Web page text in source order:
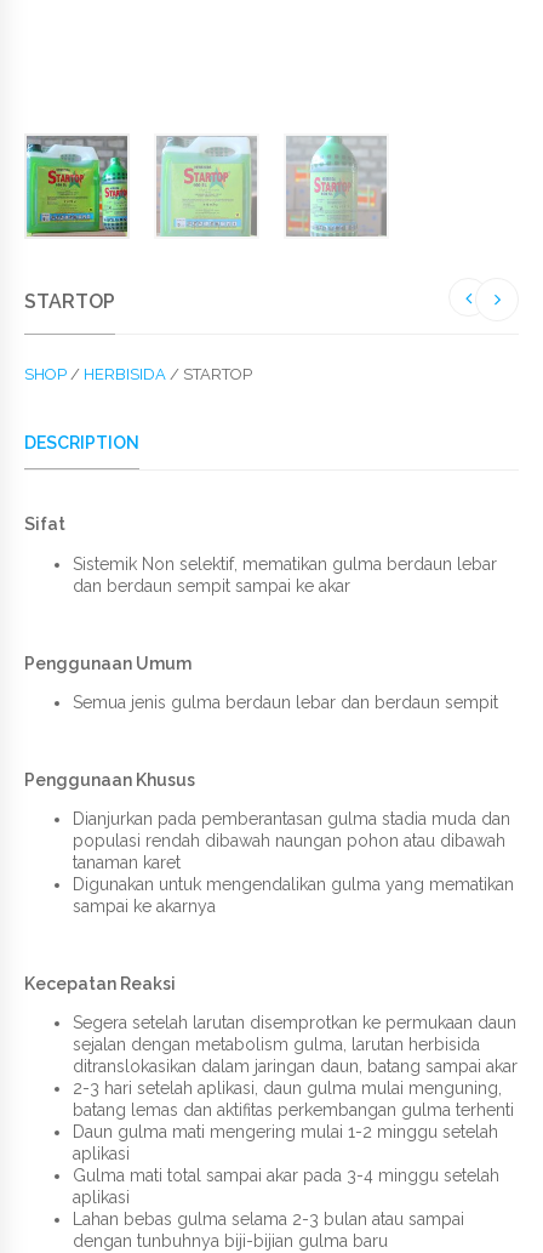
STARTOP
SHOP / HERBISIDA / STARTOP
DESCRIPTION
Sifat
Sistemik Non selektif, mematikan gulma berdaun lebar
dan berdaun sempit sampai ke akar
Penggunaan Umum
Semua jenis gulma berdaun lebar dan berdaun sempit
Penggunaan Khusus
Dianjurkan pada pemberantasan gulma stadia muda dan
populasi rendah dibawah naungan pohon atau dibawah
tanaman karet
Digunakan untuk mengendalikan gulma yang mematikan
sampai ke akarnya
Kecepatan Reaksi
Segera setelah larutan disemprotkan ke permukaan daun
sejalan dengan metabolism gulma, larutan herbisida
ditranslokasikan dalam jaringan daun, batang sampai akar
2-3 hari setelah aplikasi, daun gulma mulai menguning,
batang lemas dan aktifitas perkembangan gulma terhenti
Daun gulma mati mengering mulai 1-2 minggu setelah
aplikasi
Gulma mati total sampai akar pada 3-4 minggu setelah
aplikasi
Lahan bebas gulma selama 2-3 bulan atau sampai
dengan tunbuhnya biji-bijian gulma baru